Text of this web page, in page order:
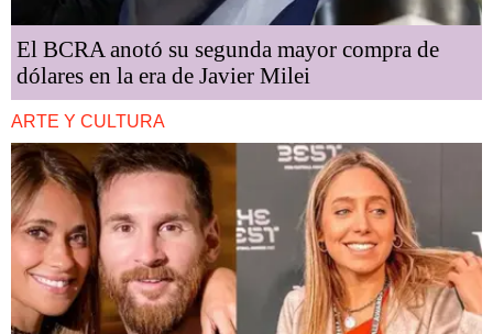
El BCRA anotó su segunda mayor compra de
dólares en la era de Javier Milei
ARTE Y CULTURA